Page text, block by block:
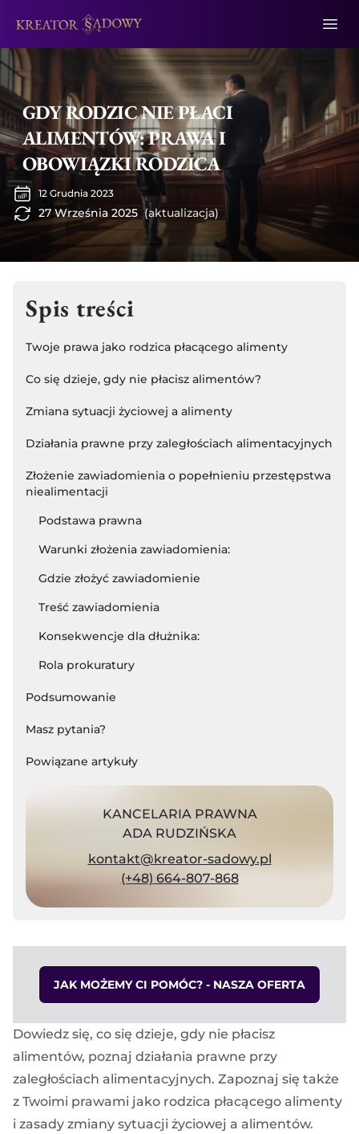
GDY RODZIC NIE PŁACI
ALIMENTÓW: PRAWA I
OBOWIĄZKI RODZICA
12 Grudnia 2023
27 Września 2025 (aktualizacja)
Spis treści
Twoje prawa jako rodzica płacącego alimenty
Co się dzieje, gdy nie płacisz alimentów?
Zmiana sytuacji życiowej a alimenty
Działania prawne przy zaległościach alimentacyjnych
Złożenie zawiadomienia o popełnieniu przestępstwa
niealimentacji
Podstawa prawna
Warunki złożenia zawiadomienia:
Gdzie złożyć zawiadomienie
Treść zawiadomienia
Konsekwencje dla dłużnika:
Rola prokuratury
Podsumowanie
Masz pytania?
Powiązane artykuły
KANCELARIA PRAWNA
ADA RUDZIŃSKA
kontakt@kreator-sadowy.pl
(+48) 664-807-868
JAK MOŻEMY CI POMÓC? - NASZA OFERTA
Dowiedz się, co się dzieje, gdy nie płacisz
alimentów, poznaj działania prawne przy
zaległościach alimentacyjnych. Zapoznaj się także
z Twoimi prawami jako rodzica płacącego alimenty
i zasady zmiany sytuacji życiowej a alimentów.